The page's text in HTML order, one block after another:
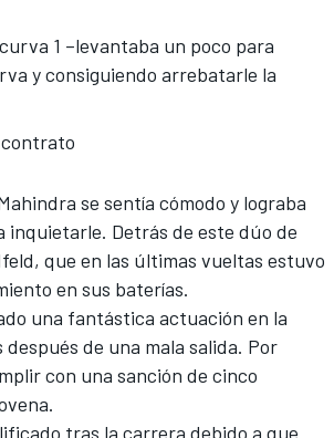
1 –levantaba un poco para
y consiguiendo arrebatarle la
se sentía cómodo y lograba
inquietarle. Detrás de este dúo de
que en las últimas vueltas estuvo
en sus baterías.
una fantástica actuación en la
de una mala salida. Por
con una sanción de cinco
tras la carrera debido a que